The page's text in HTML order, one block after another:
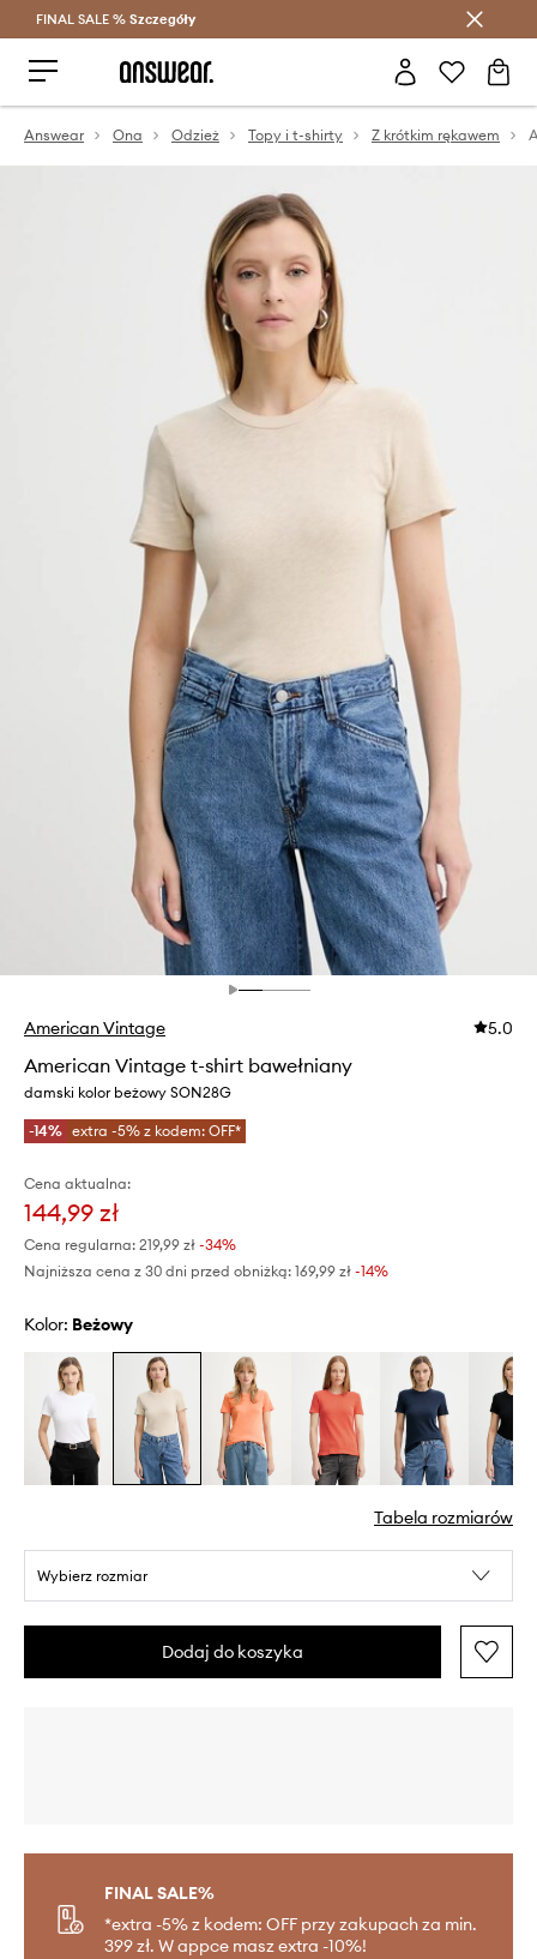
Oszczędzaj z Answear Club >
FINAL SALE % Szczegóły
Answear Ona Odzież Topy i t-shirty Z krótkim rękawem
American Vintage 5.0
American Vintage t-shirt bawełniany
damski kolor beżowy SON28G
-14% extra -5% z kodem: OFF*
Cena aktualna:
144,99 zł
Cena regularna: 219,99 zł -34%
Najniższa cena z 30 dni przed obniżką: 169,99 zł -14%
Kolor: beżowy
Tabela rozmiarów
Wybierz rozmiar
Dodaj do koszyka
FINAL SALE%
*extra -5% z kodem: OFF przy zakupach za min.
399 zł. W appce masz extra -10%!